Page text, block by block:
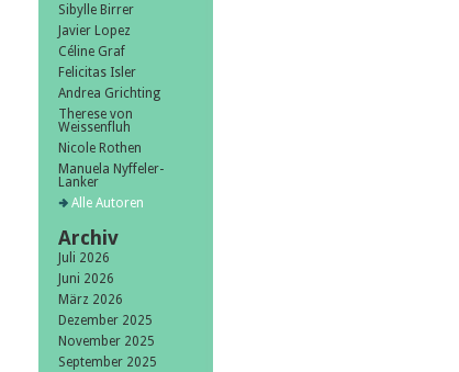
Sibylle Birrer
Javier Lopez
Céline Graf
Felicitas Isler
Andrea Grichting
Therese von
Weissenfluh
Nicole Rothen
Manuela Nyffeler-
Lanker
Alle Autoren
Archiv
Juli 2026
Juni 2026
März 2026
Dezember 2025
November 2025
September 2025